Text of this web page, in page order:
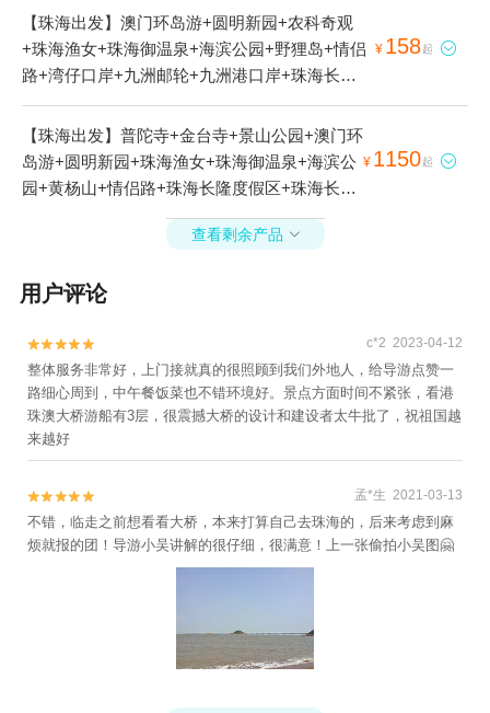
+湾仔旅游码头+日月贝直升机观光基地+珠海日
月贝直升机基地+珠海直升机日月贝空中游览基
地+香炉湾沙滩1日游
【珠海出发】澳门环岛游+圆明新园+农科奇观
+珠海渔女+珠海御温泉+海滨公园+野狸岛+情侣
路+湾仔口岸+九洲邮轮+九洲港口岸+珠海长隆
度假区+珠海长隆海洋王国+珠海大剧院+港珠澳
大桥游+海上看珠海+湾仔旅游码头+九洲船说·相
约大海+港珠澳大桥珠海公路口岸+珠澳海湾夜游
+海上看港珠澳大桥+香炉湾沙滩1日游
¥ 158起 
【珠海出发】普陀寺+金台寺+景山公园+澳门环
岛游+圆明新园+珠海渔女+珠海御温泉+海滨公
园+黄杨山+情侣路+珠海长隆度假区+珠海长隆
海洋王国+珠海飞行体验观光+香炉湾+珠海大剧
院+珠海本地玩乐+港珠澳大桥游+湾仔旅游码头
+唐家湾古镇+珠海攀达跳伞基地+珠海景山观光
场翔泰飞机驾驶体验基地1日游
¥ 1150起 
查看剩余产品 
用户评论

 c*2 2023-04-12
整体服务非常好，上门接就真的很照顾到我们外地人，给导游点赞一
路细心周到，中午餐饭菜也不错环境好。景点方面时间不紧张，看港
珠澳大桥游船有3层，很震撼大桥的设计和建设者太牛批了，祝祖国越
来越好

 孟*生 2021-03-13
不错，临走之前想看看大桥，本来打算自己去珠海的，后来考虑到麻
烦就报的团！导游小吴讲解的很仔细，很满意！上一张偷拍小吴图🤗